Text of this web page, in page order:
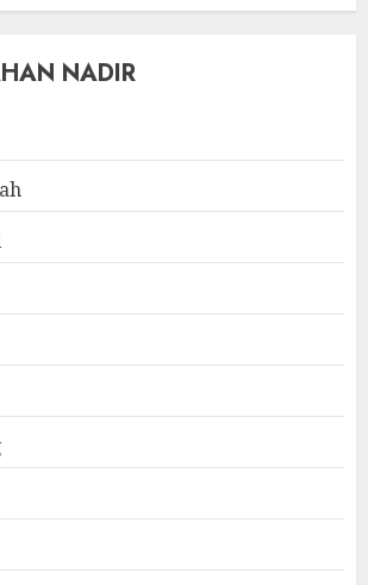
NADIR